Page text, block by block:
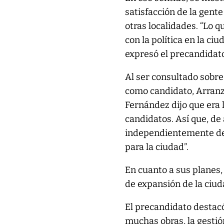
satisfacción de la
otras localidades. “Lo
con la política en la
expresó el
Al ser consultado
como candidato,
Fernández dijo que
candidatos. Así que,
independientemente
para la ciudad”.
En cuanto a sus
de expansión de la
El precandidato
muchas obras, la